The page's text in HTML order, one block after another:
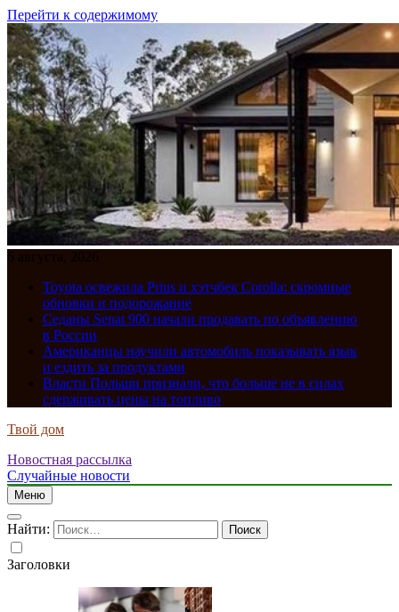
Перейти к содержимому
6 августа, 2026
Toyota освежила Prius и хэтчбек Corolla: скромные
обновки и подорожание
Седаны Senat 900 начали продавать по объявлению
в России
Американцы научили автомобиль показывать язык
и ездить за продуктами
Власти Польши признали, что больше не в силах
сдерживать цены на топливо
Твой дом
Новостная рассылка
Случайные новости
Меню
Найти:
Заголовки